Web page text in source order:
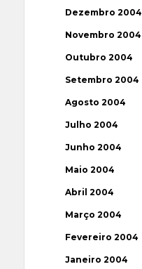
Dezembro 2004
Novembro 2004
Outubro 2004
Setembro 2004
Agosto 2004
Julho 2004
Junho 2004
Maio 2004
Abril 2004
Março 2004
Fevereiro 2004
Janeiro 2004